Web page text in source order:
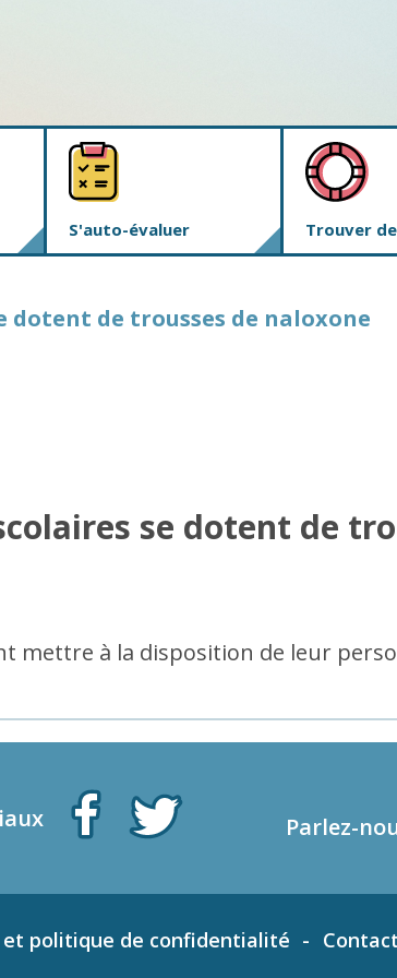
S'auto-évaluer Trouver
dotent de trousses de naloxone
se dotent de
mettre à la disposition de leur
Parlez-
politique de confidentialité